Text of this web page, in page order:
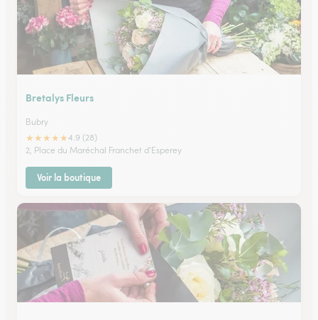
Bretalys Fleurs
Bubry
★★★★★4.9 (28)
2, Place du Maréchal Franchet d'Esperey
Voir la boutique